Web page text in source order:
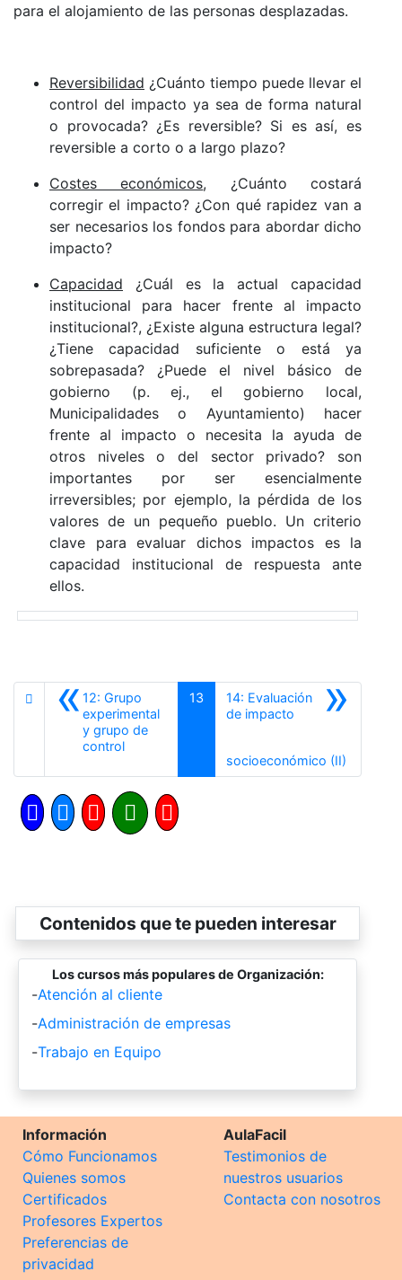
para el alojamiento de las personas desplazadas.
Reversibilidad ¿Cuánto tiempo puede llevar el
control del impacto ya sea de forma natural
o provocada? ¿Es reversible? Si es así, es
reversible a corto o a largo plazo?
Costes económicos, ¿Cuánto costará
corregir el impacto? ¿Con qué rapidez van a
ser necesarios los fondos para abordar dicho
impacto?
Capacidad ¿Cuál es la actual capacidad
institucional para hacer frente al impacto
institucional?, ¿Existe alguna estructura legal?
¿Tiene capacidad suficiente o está ya
sobrepasada? ¿Puede el nivel básico de
gobierno (p. ej., el gobierno local,
Municipalidades o Ayuntamiento) hacer
frente al impacto o necesita la ayuda de
otros niveles o del sector privado? son
importantes por ser esencialmente
irreversibles; por ejemplo, la pérdida de los
valores de un pequeño pueblo. Un criterio
clave para evaluar dichos impactos es la
capacidad institucional de respuesta ante
ellos.
«12: Grupo
experimental
y grupo de
controlAnterior
13 »
14: Evaluación
de impacto
socioeconómico (II)
Contenidos que te pueden interesar
Los cursos más populares de Organización:
-Atención al cliente
-Administración de empresas
-Trabajo en Equipo
Información
Cómo Funcionamos
Quienes somos
Certificados
Profesores Expertos
Preferencias de
privacidad
AulaFacil
Testimonios de
nuestros usuarios
Contacta con nosotros